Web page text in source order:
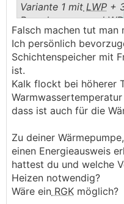
.
Variante 1 mit LWP +
Brauchwasser undWP
───────────────
Sowas.
Falsch machen tut man
Ich persönlich
Schichtenspeicher mit
ist.
Kalk flockt bei höherer
dass ist auch für die
Zu deiner
einen Energieausweis
hattest du und welche
Heizen notwendig?
Wäre ein RGK möglich?